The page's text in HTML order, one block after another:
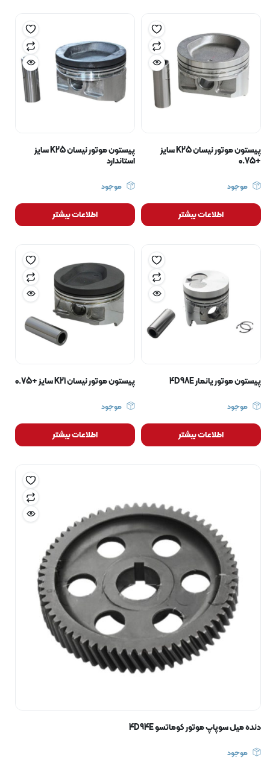
پیستون موتور نیسان K25 سایز
+0.75
موجود
اطلاعات بیشتر
پیستون موتور نیسان K25 سایز
استاندارد
موجود
اطلاعات بیشتر
پیستون موتور یانمار 4D98E
موجود
اطلاعات بیشتر
پیستون موتور نیسان K21 سایز +0.75
موجود
اطلاعات بیشتر
دنده میل سوپاپ موتور کوماتسو 4D94E
موجود